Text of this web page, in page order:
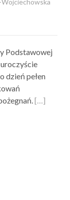
Podstawowej
dzień pełen
[…]